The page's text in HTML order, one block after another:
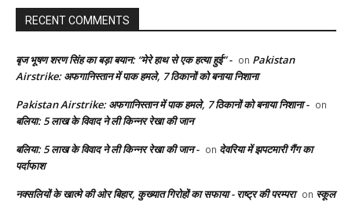
RECENT COMMENTS
बृज भूषण शरण सिंह का बड़ा बयान: “मेरे हाथ से एक हत्या हुई” - on Pakistan
Airstrike: अफगानिस्तान में पाक हमले, 7 ठिकानों को बनाया निशाना
Pakistan Airstrike: अफगानिस्तान में पाक हमले, 7 ठिकानों को बनाया निशाना - on
बलिया: 5 लाख के विवाद ने ली किन्नर रेखा की जान
बलिया: 5 लाख के विवाद ने ली किन्नर रेखा की जान - on देवरिया में झपटमारी गैंग का
पर्दाफाश
नक्सलियों के खात्मे की ओर बिहार, कुख्यात गिरोहों का सफाया - राष्ट्र की परम्परा on स्कूल